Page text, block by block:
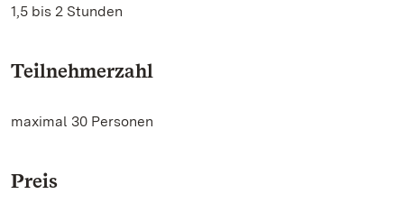
1,5 bis 2 Stunden
Teilnehmerzahl
maximal 30 Personen
Preis